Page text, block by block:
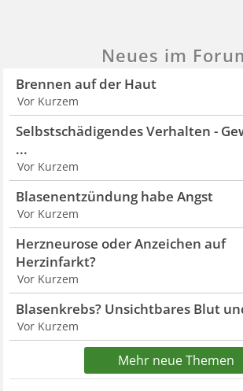
Neues im
Brennen auf der Haut
Vor Kurzem
Selbstschädigendes Verhalten -
...
Vor Kurzem
Blasenentzündung habe Angst
Vor Kurzem
Herzneurose oder Anzeichen auf
Herzinfarkt?
Vor Kurzem
Blasenkrebs? Unsichtbares Blut
Vor Kurzem
Mehr neue Themen